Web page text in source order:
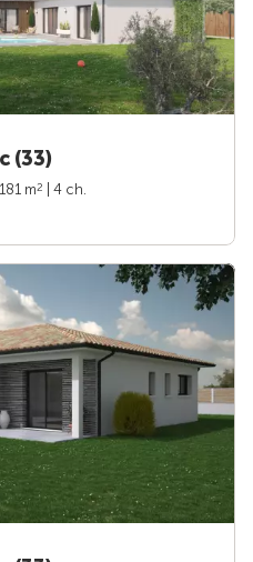
(33)
m2
| 4 ch.